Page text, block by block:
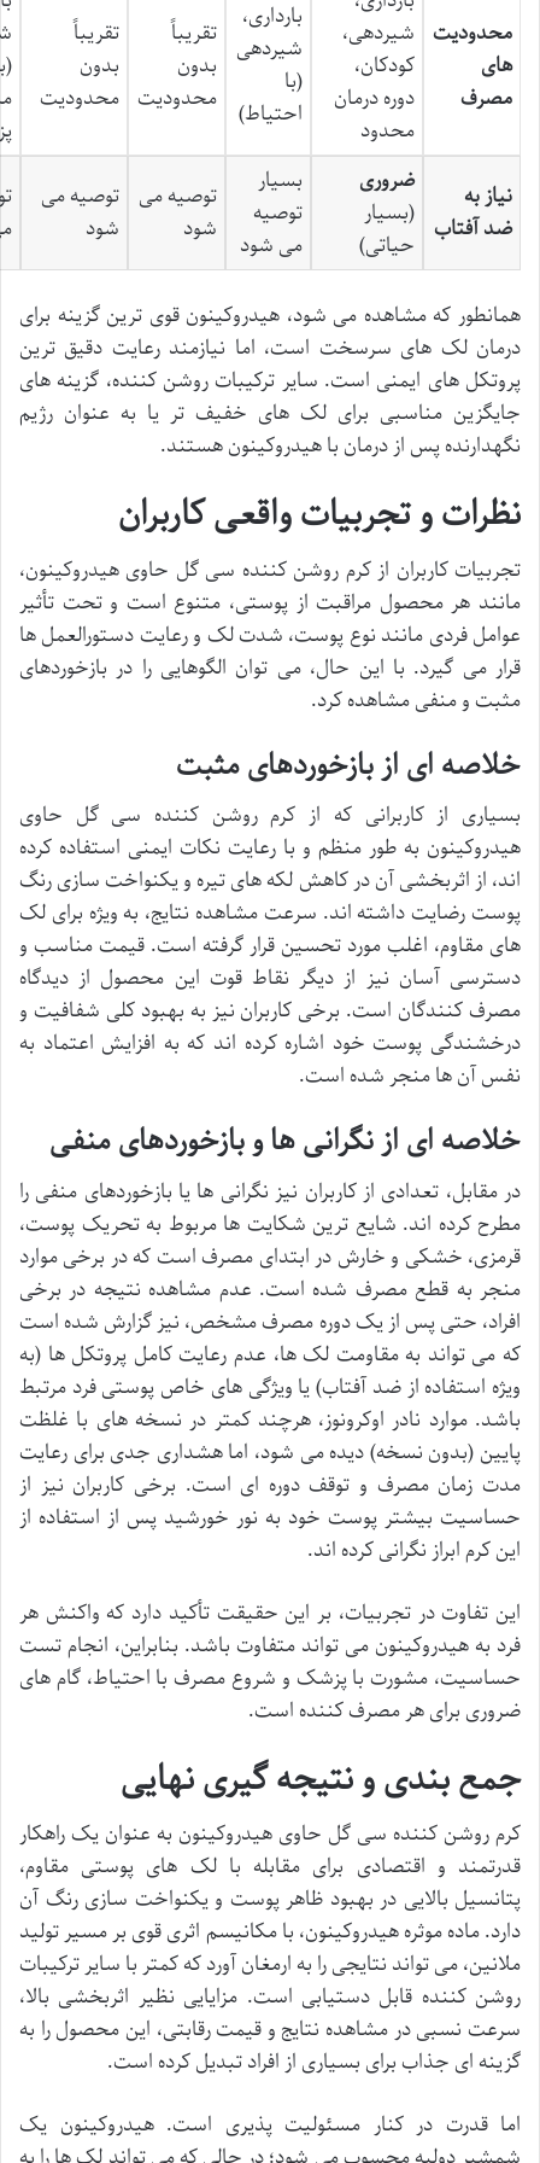
محدودیت
های
مصرف
شیردهی،
کودکان،
دوره درمان
محدود
بارداری،
شیردهی
(با
احتیاط)
تقریباً
بدون
محدودیت
تقریباً
بدون
محدودیت
نیاز به
ضد آفتاب
ضروری
(بسیار
حیاتی)
بسیار
توصیه
می شود
توصیه می
شود
توصیه می
شود
همانطور که مشاهده می شود، هیدروکینون قوی ترین گزینه برای
درمان لک های سرسخت است، اما نیازمند رعایت دقیق ترین
پروتکل های ایمنی است. سایر ترکیبات روشن کننده، گزینه های
جایگزین مناسبی برای لک های خفیف تر یا به عنوان رژیم
نگهدارنده پس از درمان با هیدروکینون هستند.
نظرات و تجربیات واقعی کاربران
تجربیات کاربران از کرم روشن کننده سی گل حاوی هیدروکینون،
مانند هر محصول مراقبت از پوستی، متنوع است و تحت تأثیر
عوامل فردی مانند نوع پوست، شدت لک و رعایت دستورالعمل ها
قرار می گیرد. با این حال، می توان الگوهایی را در بازخوردهای
مثبت و منفی مشاهده کرد.
خلاصه ای از بازخوردهای مثبت
بسیاری از کاربرانی که از کرم روشن کننده سی گل حاوی
هیدروکینون به طور منظم و با رعایت نکات ایمنی استفاده کرده
اند، از اثربخشی آن در کاهش لکه های تیره و یکنواخت سازی رنگ
پوست رضایت داشته اند. سرعت مشاهده نتایج، به ویژه برای لک
های مقاوم، اغلب مورد تحسین قرار گرفته است. قیمت مناسب و
دسترسی آسان نیز از دیگر نقاط قوت این محصول از دیدگاه
مصرف کنندگان است. برخی کاربران نیز به بهبود کلی شفافیت و
درخشندگی پوست خود اشاره کرده اند که به افزایش اعتماد به
نفس آن ها منجر شده است.
خلاصه ای از نگرانی ها و بازخوردهای منفی
در مقابل، تعدادی از کاربران نیز نگرانی ها یا بازخوردهای منفی را
مطرح کرده اند. شایع ترین شکایت ها مربوط به تحریک پوست،
قرمزی، خشکی و خارش در ابتدای مصرف است که در برخی موارد
منجر به قطع مصرف شده است. عدم مشاهده نتیجه در برخی
افراد، حتی پس از یک دوره مصرف مشخص، نیز گزارش شده است
که می تواند به مقاومت لک ها، عدم رعایت کامل پروتکل ها (به
ویژه استفاده از ضد آفتاب) یا ویژگی های خاص پوستی فرد مرتبط
باشد. موارد نادر اوکرونوز، هرچند کمتر در نسخه های با غلظت
پایین (بدون نسخه) دیده می شود، اما هشداری جدی برای رعایت
مدت زمان مصرف و توقف دوره ای است. برخی کاربران نیز از
حساسیت بیشتر پوست خود به نور خورشید پس از استفاده از
این کرم ابراز نگرانی کرده اند.
این تفاوت در تجربیات، بر این حقیقت تأکید دارد که واکنش هر
فرد به هیدروکینون می تواند متفاوت باشد. بنابراین، انجام تست
حساسیت، مشورت با پزشک و شروع مصرف با احتیاط، گام های
ضروری برای هر مصرف کننده است.
جمع بندی و نتیجه گیری نهایی
کرم روشن کننده سی گل حاوی هیدروکینون به عنوان یک راهکار
قدرتمند و اقتصادی برای مقابله با لک های پوستی مقاوم،
پتانسیل بالایی در بهبود ظاهر پوست و یکنواخت سازی رنگ آن
دارد. ماده موثره هیدروکینون، با مکانیسم اثری قوی بر مسیر تولید
ملانین، می تواند نتایجی را به ارمغان آورد که کمتر با سایر ترکیبات
روشن کننده قابل دستیابی است. مزایایی نظیر اثربخشی بالا،
سرعت نسبی در مشاهده نتایج و قیمت رقابتی، این محصول را به
گزینه ای جذاب برای بسیاری از افراد تبدیل کرده است.
اما قدرت در کنار مسئولیت پذیری است. هیدروکینون یک